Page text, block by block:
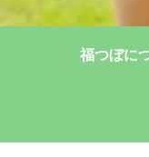
福つぼに